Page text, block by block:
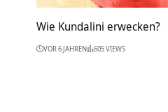
Wie Kundalini erwecken?
VOR 6 JAHREN 605 VIEWS